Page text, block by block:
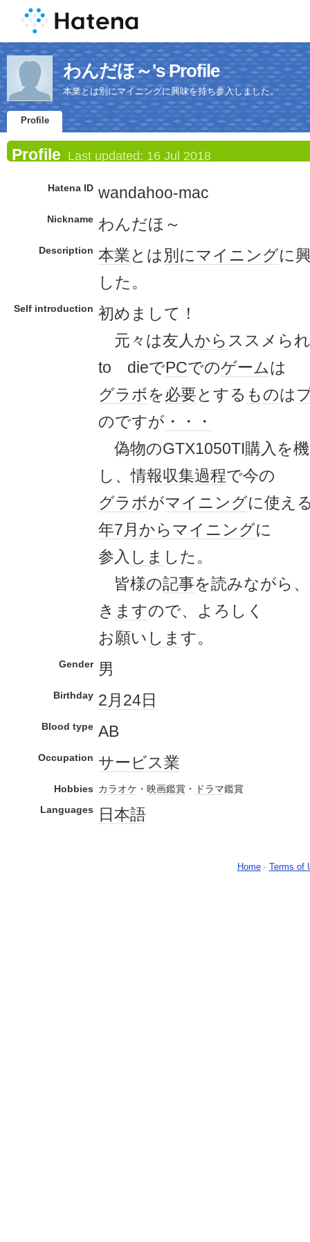
わんだほ～'s Profile
本業とは別にマイニングに興味を持ち参入しました。
Profile
Profile Last updated: 16 Jul 2018
Hatena ID wandahoo-mac
Nickname わんだほ～
Description 本業とは別にマイニングに
した。
Self introduction 初めまして！
元々は友人から ススメら
to dieでPCでのゲームは
グラボを必要とする ものは
のですが ・・・
偽物のGTX1050TI購入を
し、情報収集過程で今の
グラボがマイニングに使え
年7月 からマイニングに
参入 しま した。
皆様の記事を読みながら
き ますので、よろしく
お願い しま す。
Gender 男
Birthday 2月24日
Blood type AB
Occupation サービス業
Hobbies カラオケ ・ 映画鑑賞 ・ ドラマ鑑賞
Languages
日本語
Home- Terms of